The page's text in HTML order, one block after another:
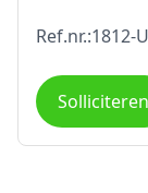
Ref.nr.:1812-
Solliciteren